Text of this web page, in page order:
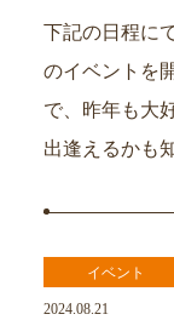
下記の日程に
のイベントを
で、昨年も大
出逢えるかも
イベント
2024.08.21